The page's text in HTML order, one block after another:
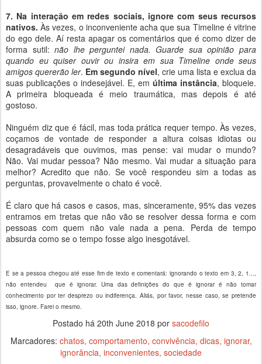
7. Na interação em redes sociais, ignore com seus recursos
nativos. Às vezes, o inconveniente acha que sua Timeline é vitrine
do ego dele. Aí resta apagar os comentários que é como dizer de
forma sutil:não lhe perguntei nada. Guarde sua opinião para
quando eu quiser ouvir ou insira em sua Timeline onde seus
amigos quererão ler. Em segundo nível, crie uma lista e exclua da
suas publicações o indesejável. E, em última instância, bloqueie.
A primeira bloqueada é meio traumática, mas depois é até
gostoso.
Ninguém diz que é fácil, mas toda prática requer tempo. Às vezes,
coçamos de vontade de responder a altura coisas idiotas ou
desagradáveis que ouvimos, mas pense: vai mudar o mundo?
Não. Vai mudar pessoa? Não mesmo. Vai mudar a situação para
melhor? Acredito que não. Se você respondeu sim a todas as
perguntas, provavelmente o chato é você.
É claro que há casos e casos, mas, sinceramente, 95% das vezes
entramos em tretas que não vão se resolver dessa forma e com
pessoas com quem não vale nada a pena. Perda de tempo
absurda como se o tempo fosse algo inesgotável.
E se a pessoa chegou até esse fim de texto e comentará: ignorando o texto em 3, 2, 1...,
não entendeu que é ignorar. Uma das definições do que é ignorar é não tomar
conhecimento por ter desprezo ou indiferença. Aliás, por favor, nesse caso, se pretende
isso, ignore. Farei o mesmo.
Postado há 20th June 2018 por sacodefilo
Marcadores: chatos comportamento convivência dicas ignorar
ignorância inconvenientes sociedade